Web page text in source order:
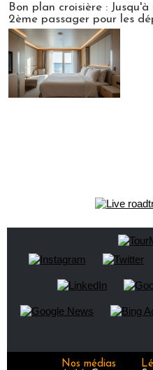
Bon plan croisière :
2ème passager pour les
Nos médias